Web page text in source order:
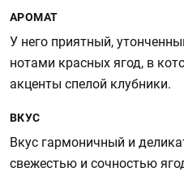
АРОМАТ
У него приятный,
нотами красных ягод, в
акценты спелой клубники.
ВКУС
Вкус гармоничный и
свежестью и сочностью